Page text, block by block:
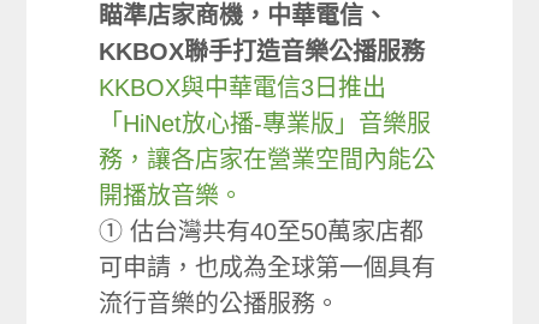
瞄準店家商機，中華電信、
KKBOX聯手打造音樂公播服務
KKBOX與中華電信3日推出
「HiNet放心播-專業版」音樂服
務，讓各店家在營業空間內能公
開播放音樂。
① 估台灣共有40至50萬家店都
可申請，也成為全球第一個具有
流行音樂的公播服務。